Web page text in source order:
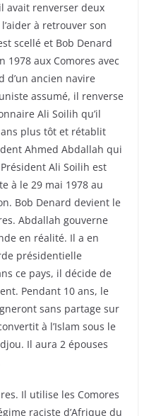
avait renverser deux
à retrouver son
scellé et Bob Denard
1978 aux Comores avec
d’un ancien navire
assumé, il renverse
Ali Soilih qu’il
plus tôt et rétablit
Ahmed Abdallah qui
Ali Soilih est
à le 29 mai 1978 au
Bob Denard devient le
Abdallah gouverne
en réalité. Il a en
présidentielle
ce pays, il décide de
Pendant 10 ans, le
sans partage sur
à l’Islam sous le
Il aura 2 épouses
Il utilise les Comores
raciste d’Afrique du